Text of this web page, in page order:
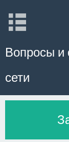
Вопросы и
сети